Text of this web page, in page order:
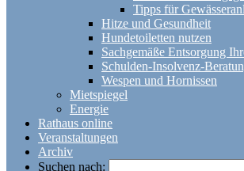
Tipps für
Hitze und Gesundheit
Hundetoiletten nutzen
Sachgemäße Entsorgung
Schulden-Insolvenz-
Wespen und Hornissen
Mietspiegel
Energie
Rathaus online
Veranstaltungen
Archiv
Suchen nach: